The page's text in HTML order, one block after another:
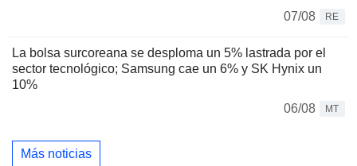
07/08
RE
La bolsa surcoreana se desploma un 5% lastrada por el
sector tecnológico; Samsung cae un 6% y SK Hynix un
10%
06/08
MT
Más noticias